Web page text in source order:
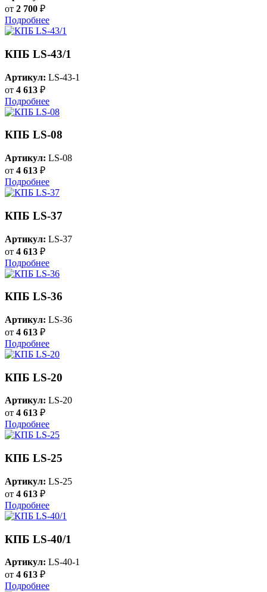
от 2 700 ₽
Подробнее
КПБ LS-43/1
Артикул: LS-43-1
от 4 613 ₽
Подробнее
КПБ LS-08
Артикул: LS-08
от 4 613 ₽
Подробнее
КПБ LS-37
Артикул: LS-37
от 4 613 ₽
Подробнее
КПБ LS-36
Артикул: LS-36
от 4 613 ₽
Подробнее
КПБ LS-20
Артикул: LS-20
от 4 613 ₽
Подробнее
КПБ LS-25
Артикул: LS-25
от 4 613 ₽
Подробнее
КПБ LS-40/1
Артикул: LS-40-1
от 4 613 ₽
Подробнее